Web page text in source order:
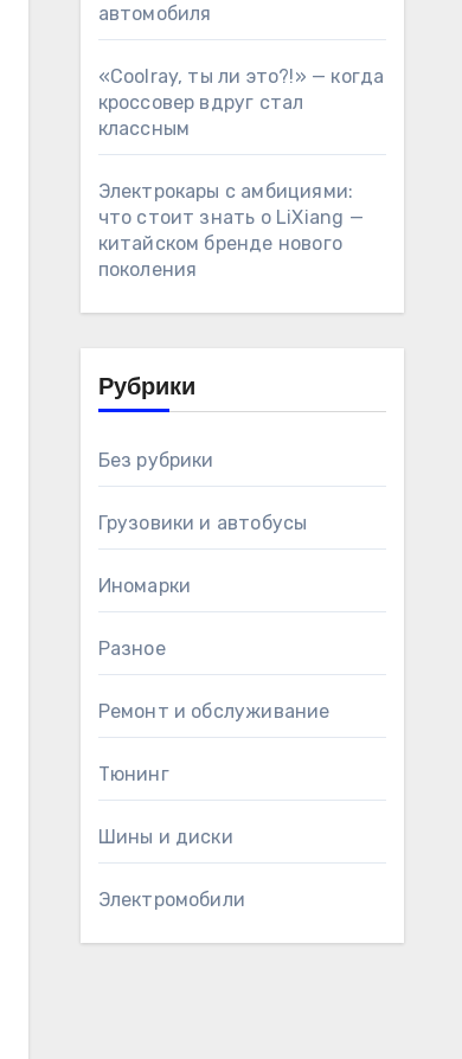
автомобиля
«Coolray, ты ли это?!» — когда
кроссовер вдруг стал
классным
Электрокары с амбициями:
что стоит знать о LiXiang —
китайском бренде нового
поколения
Рубрики
Без рубрики
Грузовики и автобусы
Иномарки
Разное
Ремонт и обслуживание
Тюнинг
Шины и диски
Электромобили